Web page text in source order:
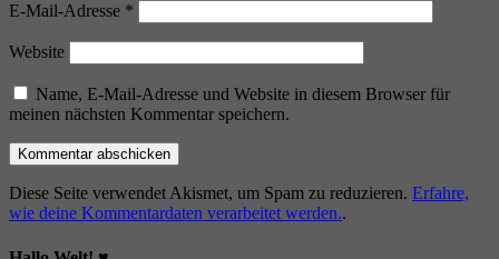
E-Mail-Adresse *
Website
Name, E-Mail-Adresse und Website in diesem Browser für
meinen nächsten Kommentar speichern.
Diese Seite verwendet Akismet, um Spam zu reduzieren. Erfahre,
wie deine Kommentardaten verarbeitet werden..